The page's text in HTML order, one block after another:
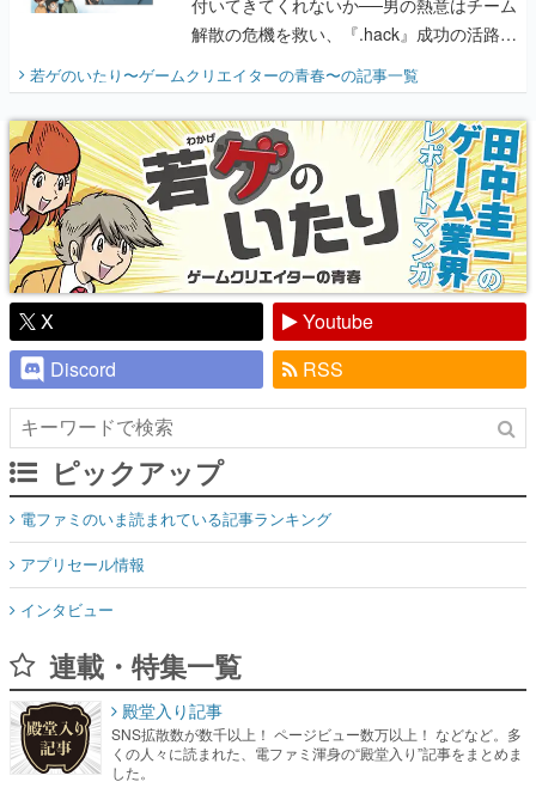
付いてきてくれないか──男の熱意はチーム
解散の危機を救い、『.hack』成功の活路を
開く。業界の快男児・松山 洋に流れる血は
『少年ジャンプ』色だった【若ゲのいた
り】
若ゲのいたり〜ゲームクリエイターの青春〜の記事一覧
X
Youtube
Discord
RSS
ピックアップ
電ファミのいま読まれている記事ランキング
アプリセール情報
インタビュー
連載・特集一覧
殿堂入り記事
SNS拡散数が数千以上！ ページビュー数万以上！ などなど。多
くの人々に読まれた、電ファミ渾身の“殿堂入り”記事をまとめま
した。